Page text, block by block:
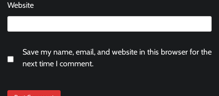
Website
Save my name, email, and website in this browser for the
next time I comment.